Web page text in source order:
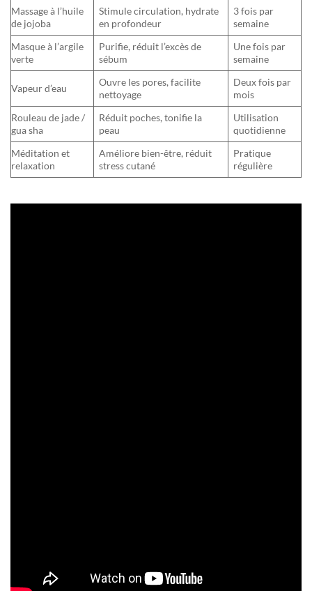
Massage à l’huile
de jojoba
Stimule circulation, hydrate
en profondeur
3 fois par
semaine
Masque à l’argile
verte
Purifie, réduit l’excès de
sébum
Une fois par
semaine
Vapeur d’eau
Ouvre les pores, facilite
nettoyage
Deux fois par
mois
Rouleau de jade /
gua sha
Réduit poches, tonifie la
peau
Utilisation
quotidienne
Méditation et
relaxation
Améliore bien-être, réduit
stress cutané
Pratique
régulière